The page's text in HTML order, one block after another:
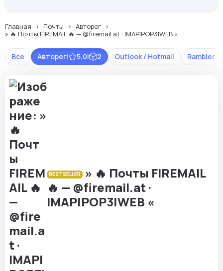
Главная Почты
Авторег
» 🔥 Почты FIREMAIL 🔥 — @firemail.at · IMAP|POP3|WEB «
Все Outlook / Hotmail Rambler
Авторег| 5,0| 2
BESTSELLER
» 🔥 Почты FIREMAIL
🔥 — @firemail.at ·
IMAP|POP3|WEB «